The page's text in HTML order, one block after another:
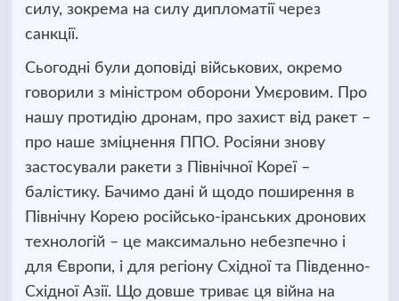
силу, зокрема на силу дипломатії через
санкції.
Сьогодні були доповіді військових, окремо
говорили з міністром оборони Умєровим. Про
нашу протидію дронам, про захист від ракет –
про наше зміцнення ППО. Росіяни знову
застосували ракети з Північної Кореї –
балістику. Бачимо дані й щодо поширення в
Північну Корею російсько-іранських дронових
технологій – це максимально небезпечно і
для Європи, і для регіону Східної та Південно-
Східної Азії. Що довше триває ця війна на